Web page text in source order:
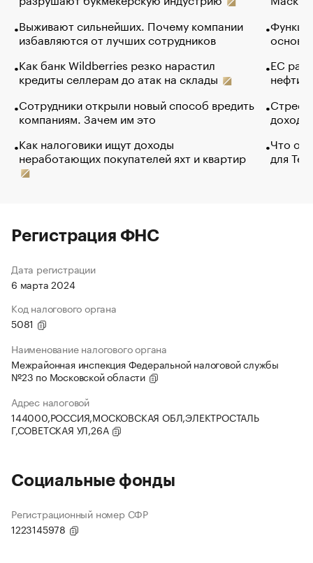
Выживают сильнейших. Почему компании
избавляются от лучших сотрудников
Как банк Wildberries резко нарастил
кредиты селлерам до атак на склады
Сотрудники открыли новый способ вредить
компаниям. Зачем им это
Как налоговики ищут доходы
неработающих покупателей яхт и квартир
основ
ЕС
нефти
Что
для
Регистрация ФНС
Дата регистрации
6 марта 2024
Код налогового органа
5081
Наименование налогового органа
Межрайонная инспекция Федеральной налоговой службы
№23 по Московской области
Адрес налоговой
144000,РОССИЯ,МОСКОВСКАЯ ОБЛ,ЭЛЕКТРОСТАЛЬ
Г,СОВЕТСКАЯ УЛ,26А
Социальные фонды
Регистрационный номер СФР
1223145978